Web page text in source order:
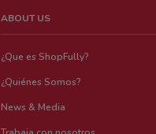
ABOUT US
¿Que es ShopFully?
¿Quiénes Somos?
News & Media